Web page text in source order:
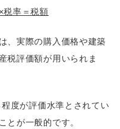
税率＝税額
、実際の購入価格や建築
税評価額が用いられま
度が評価水準とされてい
とが一般的です。